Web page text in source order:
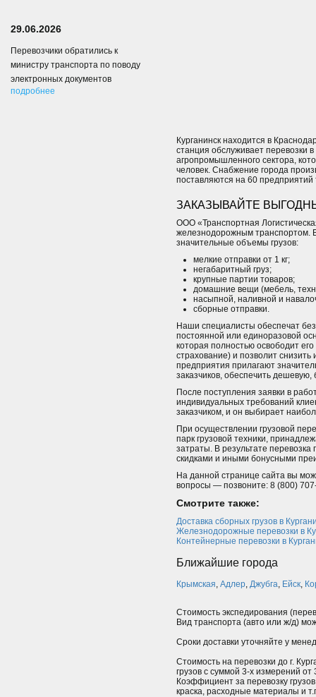
Курганинск находится в
станция обслуживает перевозки
агропромышленного сектора,
человек. Снабжение города
поставляются на 60 предприятий
ЗАКАЗЫВАЙТЕ
ООО «Транспортная
железнодорожным транспортом.
значительные объемы грузов:
мелкие отправки от 1 кг;
негабаритный груз;
крупные партии товаров;
домашние вещи (мебель,
насыпной, наливной и
сборные отправки.
Наши специалисты обеспечат
постоянной или единоразовой
которая полностью освободит
страхование) и позволит
предприятия прилагают
заказчиков, обеспечить
После поступления заявки в
индивидуальных требований
заказчиком, и он выбирает
При осуществлении грузовой
парк грузовой техники,
затраты. В результате
скидками и иными бонусными
На данной странице сайта вы
вопросы — позвоните: 8 (800)
Смотрите также:
Доставка сборных грузов в
Железнодорожные перевозки в
Контейнерные перевозки в
Ближайшие города
Крымская, Адлер, Джубга, Ейск,
Стоимость экспедирования
Вид транспорта (авто или ж/д)
Сроки доставки уточняйте у
Стоимость на перевозки до г.
грузов с суммой 3-х измерений
Коэффициент за перевозку
краска, расходные материалы и
29.06.2026
Перевозчики обратились к
министру транспорта по поводу
электронных документов
подробнее